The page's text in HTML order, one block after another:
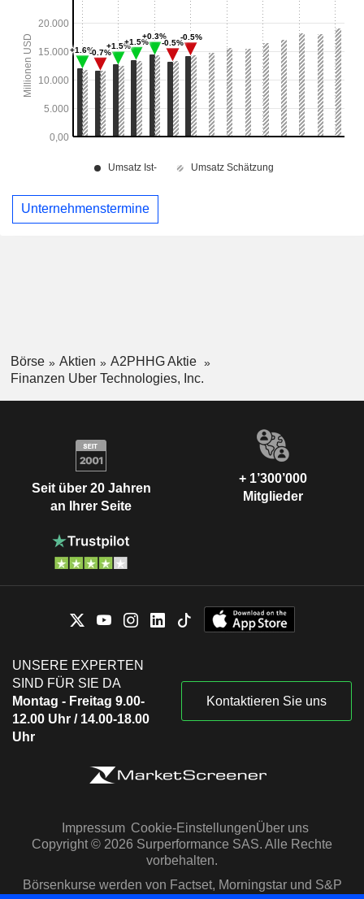
Unternehmenstermine
Börse Aktien
A2PHHG Aktie
Finanzen Uber Technologies, Inc.
Seit über 20 Jahren
an Ihrer Seite
+ 1’300’000
Mitglieder
UNSERE EXPERTEN
SIND FÜR SIE DA
Montag - Freitag 9.00-
12.00 Uhr / 14.00-18.00
Uhr
Kontaktieren Sie uns
Impressum Cookie-EinstellungenÜber uns
Copyright © 2026 Surperformance SAS. Alle Rechte
vorbehalten.
Börsenkurse werden von Factset, Morningstar und S&P